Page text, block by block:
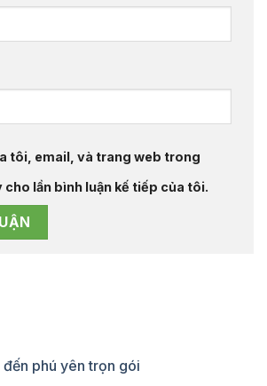
tôi, email, và trang web trong
lần bình luận kế tiếp của tôi.
phú yên trọn gói